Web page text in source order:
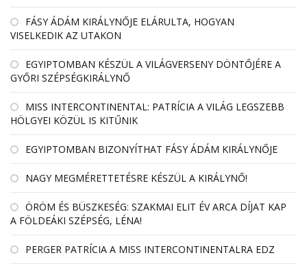
FÁSY ÁDÁM KIRÁLYNŐJE ELÁRULTA, HOGYAN
VISELKEDIK AZ UTAKON
EGYIPTOMBAN KÉSZÜL A VILÁGVERSENY DÖNTŐJÉRE A
GYŐRI SZÉPSÉGKIRÁLYNŐ
MISS INTERCONTINENTAL: PATRÍCIA A VILÁG LEGSZEBB
HÖLGYEI KÖZÜL IS KITŰNIK
EGYIPTOMBAN BIZONYÍTHAT FÁSY ÁDÁM KIRÁLYNŐJE
NAGY MEGMÉRETTETÉSRE KÉSZÜL A KIRÁLYNŐ!
ÖRÖM ÉS BÜSZKESÉG: SZAKMAI ELIT ÉV ARCA DÍJAT KAP
A FÖLDEÁKI SZÉPSÉG, LÉNA!
PERGER PATRÍCIA A MISS INTERCONTINENTALRA EDZ